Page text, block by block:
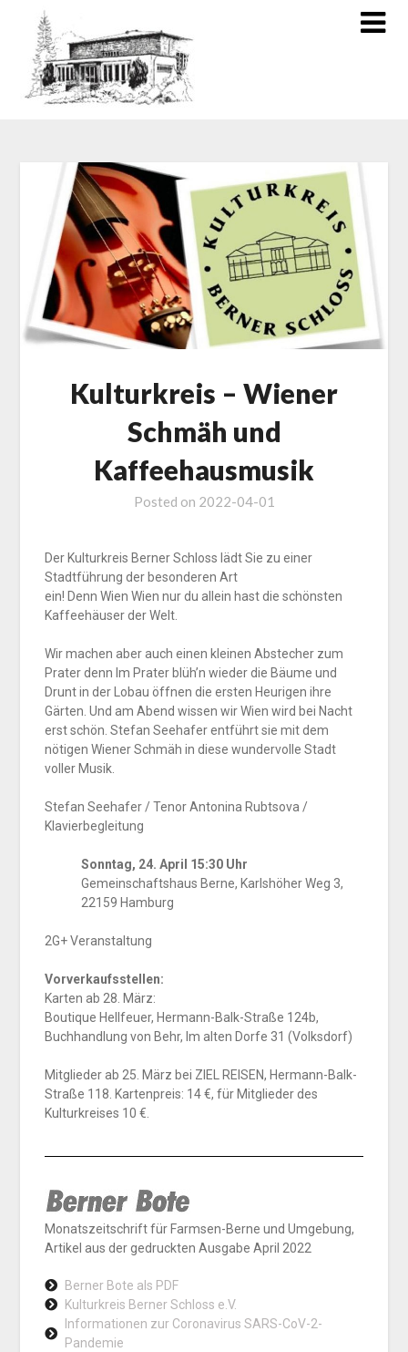
Kulturkreis – Wiener
Schmäh und
Kaffeehausmusik
Posted on 2022-04-01
Der Kulturkreis Berner Schloss lädt Sie zu einer
Stadtführung der besonderen Art
ein! Denn Wien Wien nur du allein hast die schönsten
Kaffeehäuser der Welt.
Wir machen aber auch einen kleinen Abstecher zum
Prater denn Im Prater blüh’n wieder die Bäume und
Drunt in der Lobau öffnen die ersten Heurigen ihre
Gärten. Und am Abend wissen wir Wien wird bei Nacht
erst schön. Stefan Seehafer entführt sie mit dem
nötigen Wiener Schmäh in diese wundervolle Stadt
voller Musik.
Stefan Seehafer / Tenor Antonina Rubtsova /
Klavierbegleitung
Sonntag, 24. April 15:30 Uhr
Gemeinschaftshaus Berne, Karlshöher Weg 3,
22159 Hamburg
2G+ Veranstaltung
Vorverkaufsstellen:
Karten ab 28. März:
Boutique Hellfeuer, Hermann-Balk-Straße 124b,
Buchhandlung von Behr, Im alten Dorfe 31 (Volksdorf)
Mitglieder ab 25. März bei ZIEL REISEN, Hermann-Balk-
Straße 118. Kartenpreis: 14 €, für Mitglieder des
Kulturkreises 10 €.
Monatszeitschrift für Farmsen-Berne und Umgebung,
Artikel aus der gedruckten Ausgabe April 2022
Berner Bote als PDF
Kulturkreis Berner Schloss e.V.
Informationen zur Coronavirus SARS-CoV-2-
Pandemie